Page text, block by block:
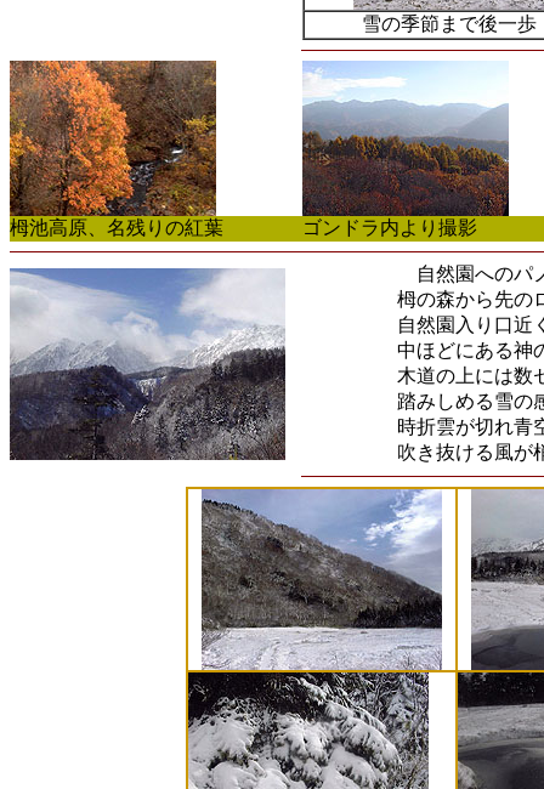
雪の季節まで後一歩
栂池高原、名残りの紅葉 ゴンドラ内より撮影
自然園へのパ
栂の森から先の
自然園入り口
中ほどにある神
木道の上には数
踏みしめる雪の
時折雲が切れ青
吹き抜ける風が